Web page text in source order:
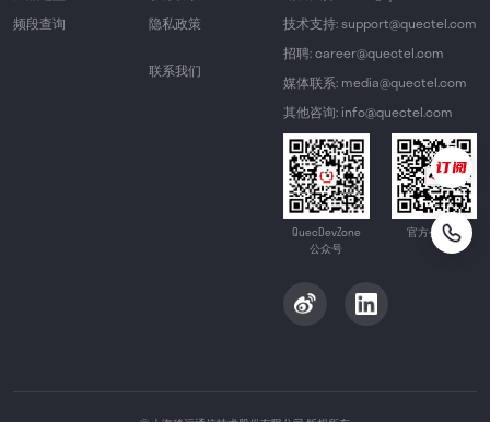
频段查询
隐私政策
联系我们
技术支持: support@quectel.com
招聘: career@quectel.com
媒体联系: media@quectel.com
其他咨询: info@quectel.com
QuecDevZone
公众号
官方公众号